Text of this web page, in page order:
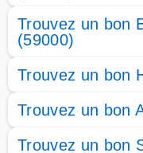
Trouvez un bon
(59000)
Trouvez un bon
Trouvez un bon
Trouvez un bon